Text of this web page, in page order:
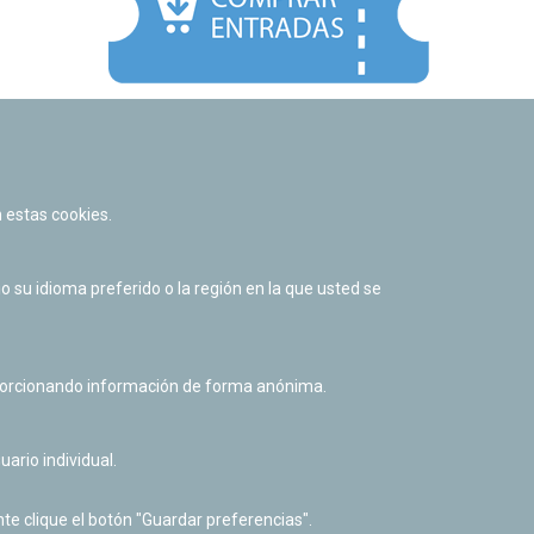
Política de cookies
Derecho de acceso a información pública
cookies.
su idioma preferido o la región en la que usted se
información de forma anónima.
individual.
clique el botón "Guardar preferencias".